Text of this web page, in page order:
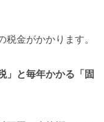
金がかかります。
」と毎年かかる「固